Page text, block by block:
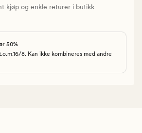
kjøp og enkle returer i butikk
50%
8. Kan ikke kombineres med andre